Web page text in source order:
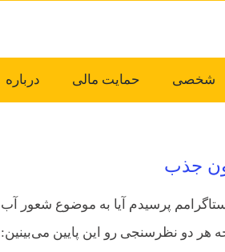
شخصی حمایت مالی درباره
جذب
پرسیدم آیا به موضوع شعور
هر دو نظرسنجی رو این پایین